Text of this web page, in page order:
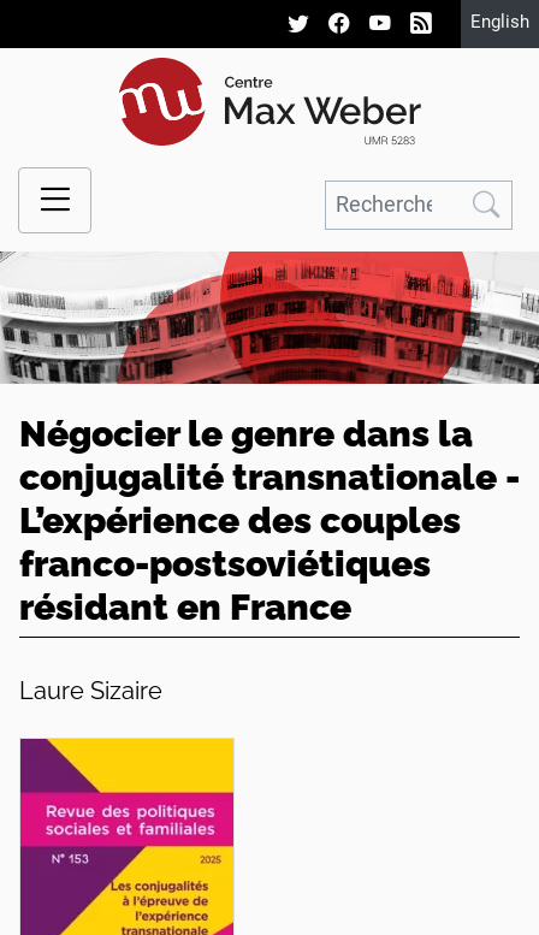
English
Négocier le genre dans la
conjugalité transnationale -
L’expérience des couples
franco-postsoviétiques
résidant en France
Laure Sizaire